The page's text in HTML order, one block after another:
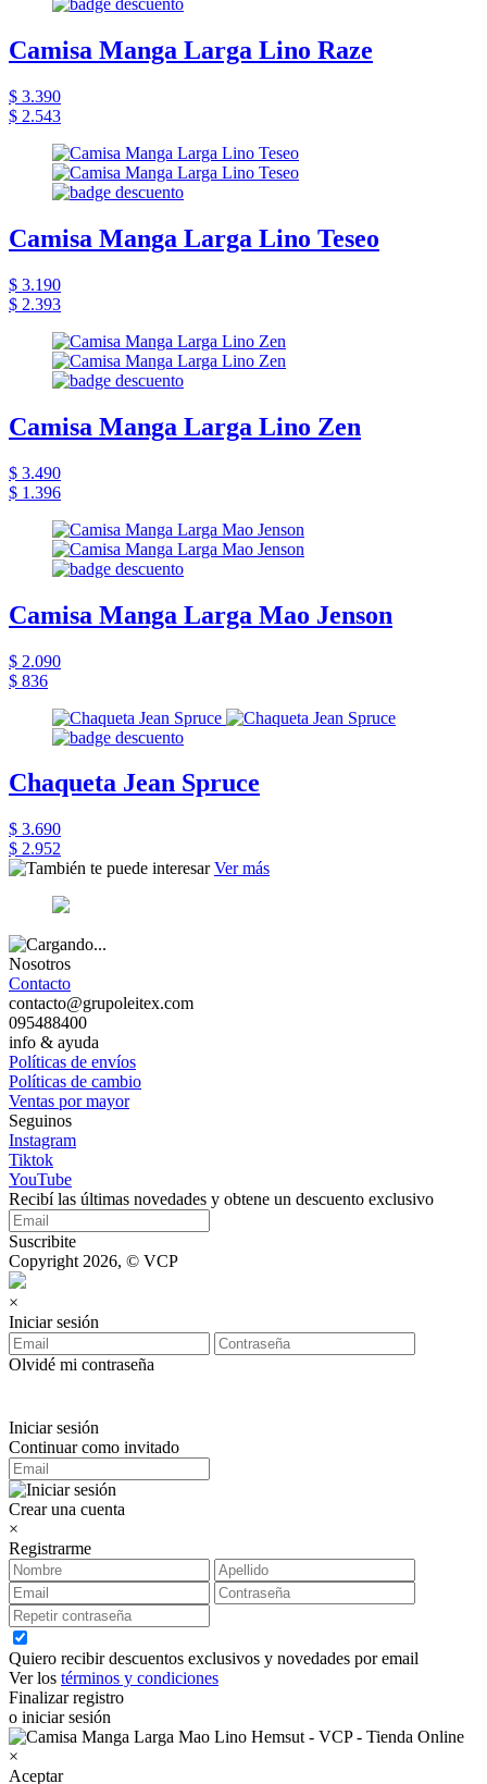
Camisa Manga Larga Lino Raze
$ 3.390
$ 2.543
Camisa Manga Larga Lino Teseo
$ 3.190
$ 2.393
Camisa Manga Larga Lino Zen
$ 3.490
$ 1.396
Camisa Manga Larga Mao Jenson
$ 2.090
$ 836
Chaqueta Jean Spruce
$ 3.690
$ 2.952
Ver más
Nosotros
Contacto
contacto@grupoleitex.com
095488400
info & ayuda
Políticas de envíos
Políticas de cambio
Ventas por mayor
Seguinos
Instagram
Tiktok
YouTube
Recibí las últimas novedades y obtene un descuento exclusivo
Suscribite
Copyright 2026, © VCP
×
Iniciar sesión
Olvidé mi contraseña
Iniciar sesión
Continuar como invitado
Crear una cuenta
×
Registrarme
Quiero recibir descuentos exclusivos y novedades por email
Ver los términos y condiciones
Finalizar registro
o iniciar sesión
×
Aceptar